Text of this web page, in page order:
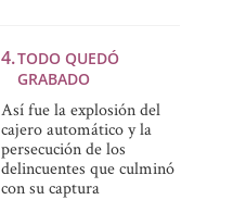
TODO QUEDÓ
GRABADO
Así fue la explosión del
cajero automático y la
persecución de los
delincuentes que culminó
con su captura